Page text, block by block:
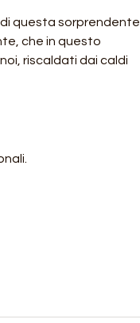
di questa sorprendente
che in questo
riscaldati dai caldi